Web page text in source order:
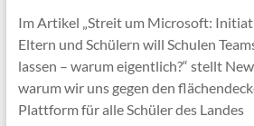
Im Artikel „Streit um Microsoft:
Eltern und Schülern will Schulen
lassen – warum eigentlich?“ stellt
warum wir uns gegen den
Plattform für alle Schüler des Landes